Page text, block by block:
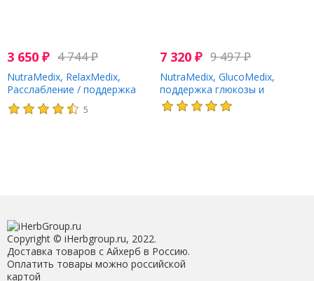
3 650 ₽ 4 744₽
NutraMedix, RelaxMedix,
Расслабление / поддержка
сна, 1 жидкая унция (30 мл)
5
7 320₽ 9 497₽
NutraMedix, GlucoMedix,
поддержка глюкозы и
метаболизма, 60 мл (2 унции)
Copyright © iHerbgroup.ru, 2022.
Доставка товаров с Айхерб в Россию.
Оплатить товары можно российской
картой